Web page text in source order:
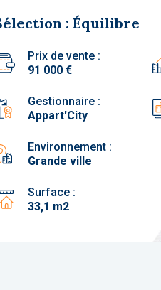
: Équilibre
Prix de vente :
91 000 €
Gestionnaire :
Appart'City
Environnement :
Grande ville
Surface :
33,1 m2